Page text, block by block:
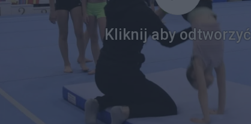
Kliknij aby odtworzyć